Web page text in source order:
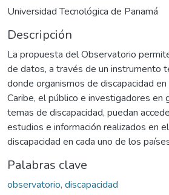
Universidad Tecnológica de Panamá
Descripción
La propuesta del Observatorio
de datos, a través de un instrumento
donde organismos de discapacidad
Caribe, el público e investigadores en
temas de discapacidad, puedan
estudios e información realizados en
discapacidad en cada uno de los
Palabras clave
observatorio, discapacidad